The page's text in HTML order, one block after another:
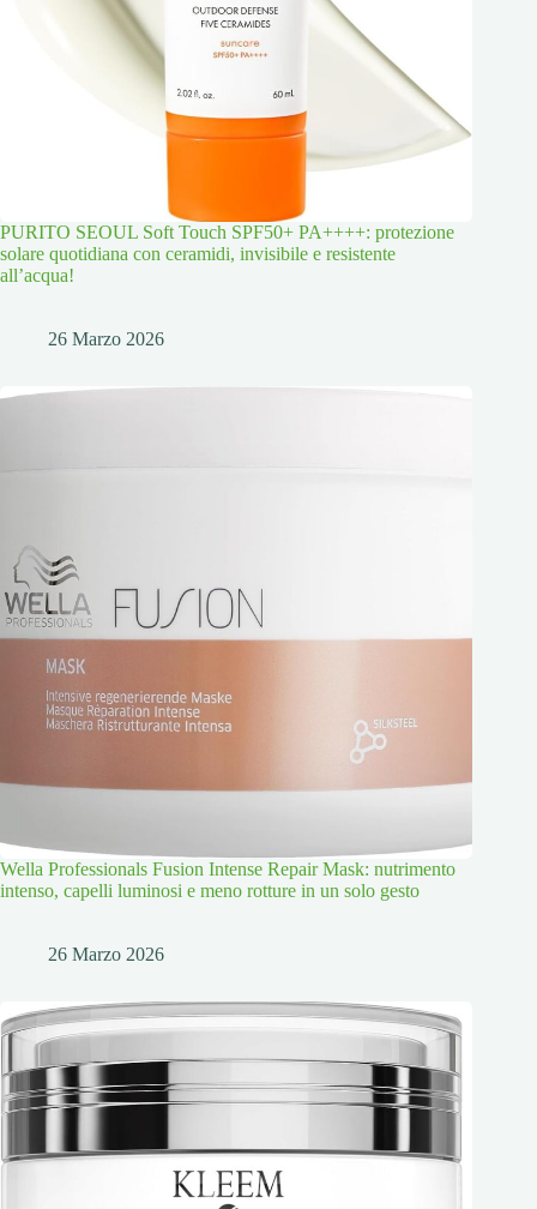
PURITO SEOUL Soft Touch SPF50+ PA++++: protezione
solare quotidiana con ceramidi, invisibile e resistente
all’acqua!
26 Marzo 2026
Wella Professionals Fusion Intense Repair Mask: nutrimento
intenso, capelli luminosi e meno rotture in un solo gesto
26 Marzo 2026